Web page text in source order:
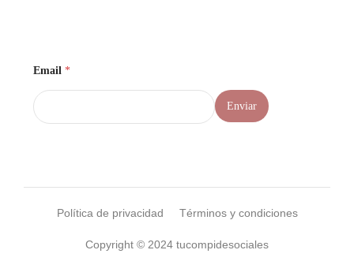
Email *
Enviar
Copyright © 2024 tucompidesociales
Política de privacidad Términos y condiciones